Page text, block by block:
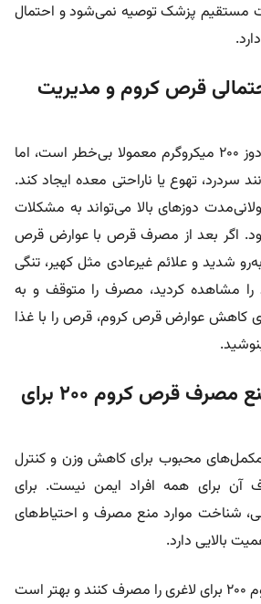
مستقیم پزشک توصیه نمی‌شود و احتمال
قرص کروم و مدیریت
قرص کروم آپوویتال در دوز 200 میکروگرم معمولا بی‌خطر است، اما
تهوع یا ناراحتی معده ایجاد کند.
دوزهای بالا می‌تواند به مشکلات
اگر بعد از مصرف قرص با عوارض قرص
علائم غیرعادی مثل کهیر، تنگی
مشاهده کردید، مصرف را متوقف و به
کاهش عوارض قرص کروم،قرص را با غذا
موارد احتیاط و منع مصرف قرص کروم ۲۰۰ برای
یکی از مکمل‌های محبوب برای کاهش وزن و کنترل
آن برای همه افراد ایمن نیست. برای
شناخت موارد منع مصرف و احتیاط‌های
بالایی دارد.
این افراد نباید قرص کروم ۲۰۰ برای لاغری را مصرف کنند و بهتر است